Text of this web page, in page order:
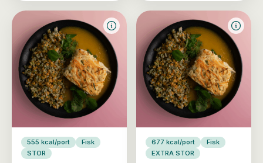
555 kcal/port
Fisk
STOR
677 kcal/port
Fisk
EXTRA STOR